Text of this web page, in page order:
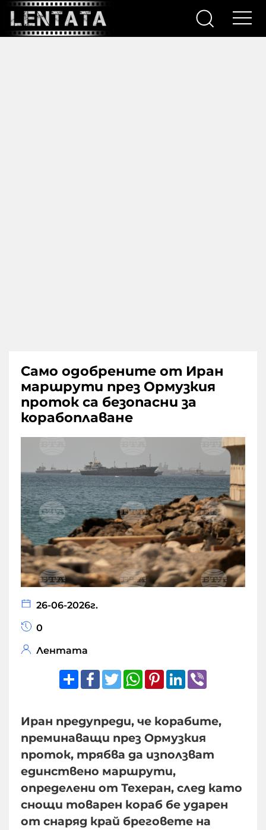
Само одобрените от Иран
маршрути през Ормузкия
проток са безопасни за
корабоплаване
26-06-2026г.
0
Лентата
ShareFacebook
TwitterWhatsApp
Pinterest
LinkedIn
Иран предупреди, че корабите,
преминаващи през Ормузкия
проток, трябва да използват
единствено маршрути,
определени от Техеран, след като
снощи товарен кораб бе ударен
от снаряд край бреговете на